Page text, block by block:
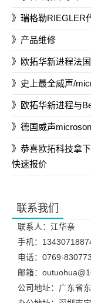
瑞格勒RIEGLER
产品维修
欧拓华新进程法
史上最全威声/
欧拓华新进程与
德国威声
恭喜欧拓科技拿
快速报价
联系我们
联系人：江华亲
手机：
电话：0769-
邮箱：
公司地址：广东省